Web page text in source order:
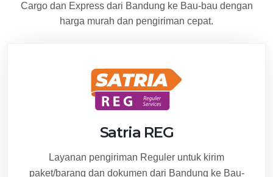
Cargo dan Express dari Bandung ke Bau-bau dengan
harga murah dan pengiriman cepat.
Satria REG
Layanan pengiriman Reguler untuk kirim
paket/barang dan dokumen dari Bandung ke Bau-